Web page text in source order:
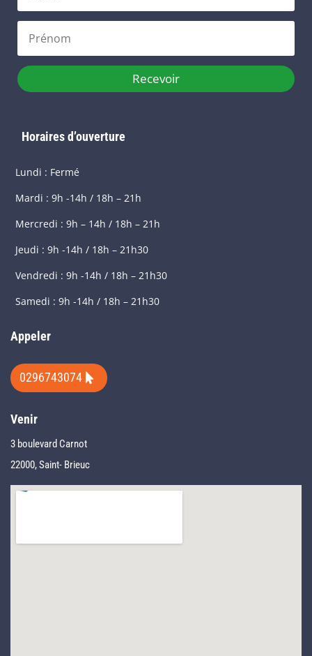
Recevoir
Horaires d’ouverture
Lundi : Fermé
Mardi : 9h -14h / 18h – 21h
Mercredi : 9h – 14h / 18h – 21h
Jeudi : 9h -14h / 18h – 21h30
Vendredi : 9h -14h / 18h – 21h30
Samedi : 9h -14h / 18h – 21h30
Appeler
0296743074
Venir
3 boulevard Carnot
22000, Saint- Brieuc